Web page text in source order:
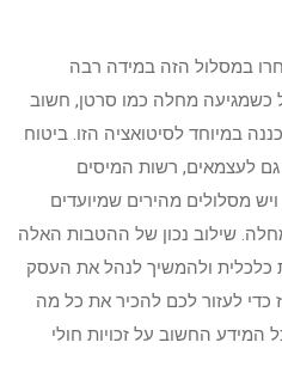
במסלול הזה במידה רבה
כשמגיעה מחלה כמו סרטן, חשוב
במיוחד לסיטואציה הזו. ביטוח
לעצמאים, רשות המיסים
מסלולים מהירים שמיועדים
שילוב נכון של ההטבות האלה
כלכלית ולהמשיך לנהל את העסק
כדי לעזור לכם להכיר את כל מה
המידע החשוב על זכויות חולי